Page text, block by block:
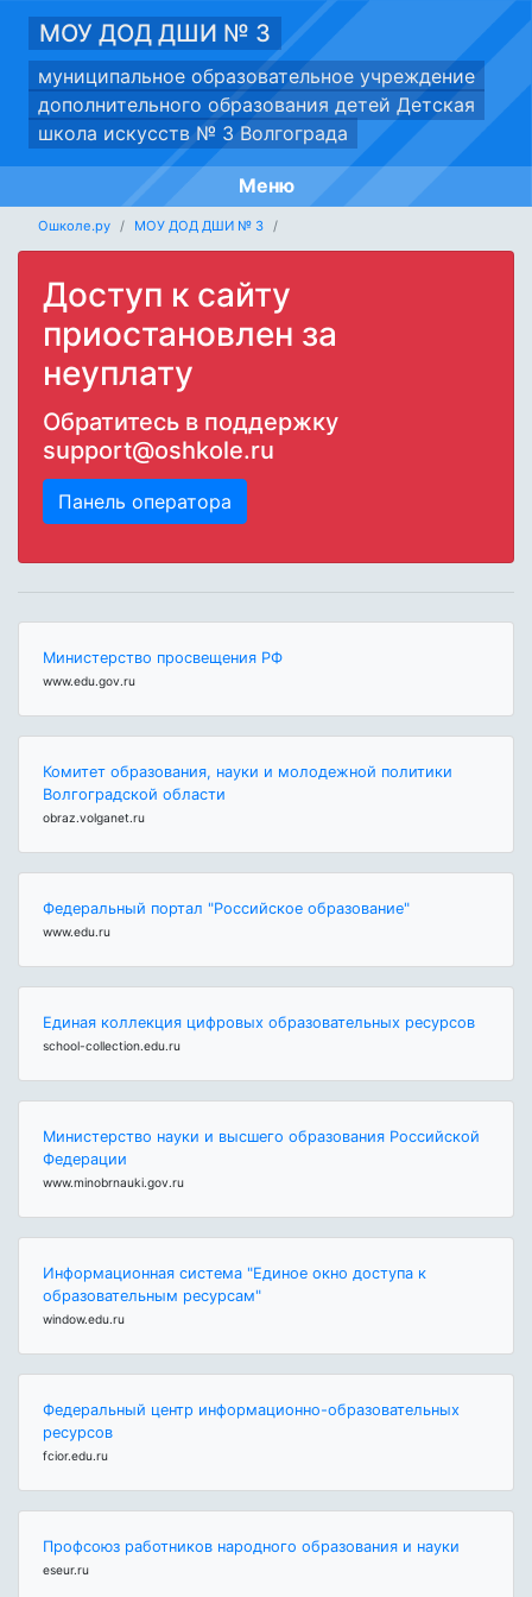
МОУ ДОД ДШИ № 3
муниципальное образовательное учреждение
дополнительного образования детей Детская
школа искусств № 3 Волгограда
Меню
Ошколе.ру МОУ ДОД ДШИ № 3
Доступ к сайту
приостановлен за
неуплату
Обратитесь в поддержку
support@oshkole.ru
Панель оператора
Министерство просвещения РФ
www.edu.gov.ru
Комитет образования, науки и молодежной политики
Волгоградской области
obraz.volganet.ru
Федеральный портал "Российское образование"
www.edu.ru
Единая коллекция цифровых образовательных ресурсов
school-collection.edu.ru
Министерство науки и высшего образования Российской
Федерации
www.minobrnauki.gov.ru
Информационная система "Единое окно доступа к
образовательным ресурсам"
window.edu.ru
Федеральный центр информационно-образовательных
ресурсов
fcior.edu.ru
Профсоюз работников народного образования и науки
eseur.ru